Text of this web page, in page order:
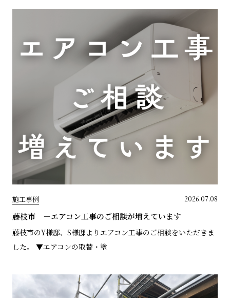
施工事例 2026.07.08
藤枝市 －エアコン工事のご相談が増えています
藤枝市のY様邸、S様邸よりエアコン工事のご相談をいただきま
した。 ▼エアコンの取替・塗